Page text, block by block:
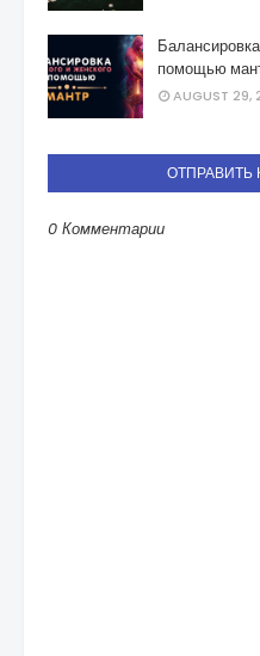
помощью
AUGUST 29,
ОТПРАВИТЬ
0 Комментарии